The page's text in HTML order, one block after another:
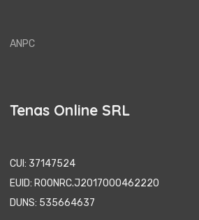
ANPC
Tenas Online SRL
CUI: 37147524
EUID: ROONRC.J2017000462220
DUNS: 535664637